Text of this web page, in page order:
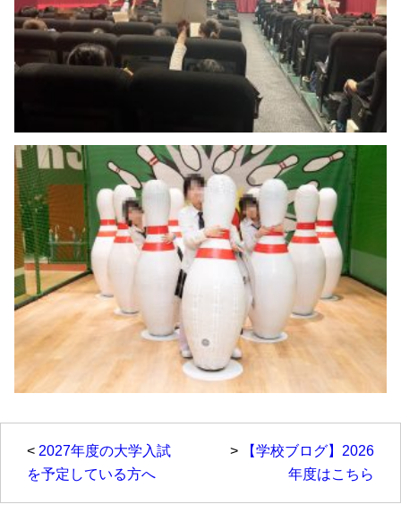
< 2027年度の大学入試
を予定している方へ
>
【学校ブログ】2026
年度はこちら